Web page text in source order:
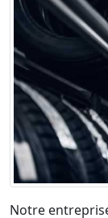
Notre